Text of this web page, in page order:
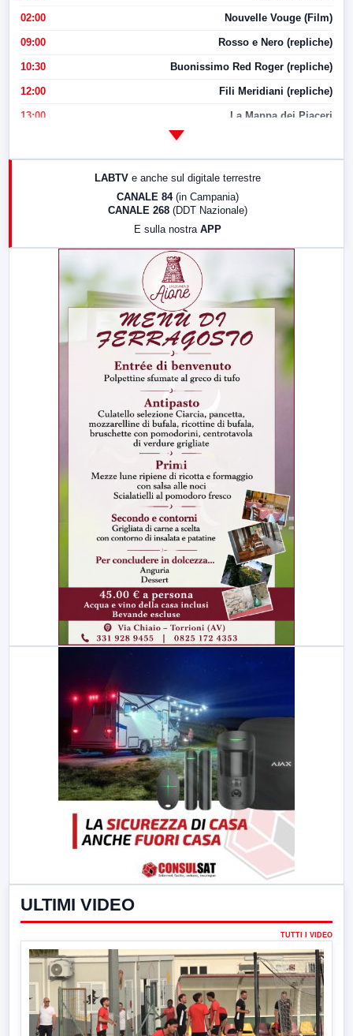
02:00 Nouvelle Vouge (Film)
09:00 Rosso e Nero (repliche)
10:30 Buonissimo Red Roger (repliche)
12:00 Fili Meridiani (repliche)
13:00 La Mappa dei Piaceri
LABTV e anche sul digitale terrestre
CANALE 84 (in Campania)
CANALE 268 (DDT Nazionale)
E sulla nostra APP
ULTIMI VIDEO
TUTTI I VIDEO